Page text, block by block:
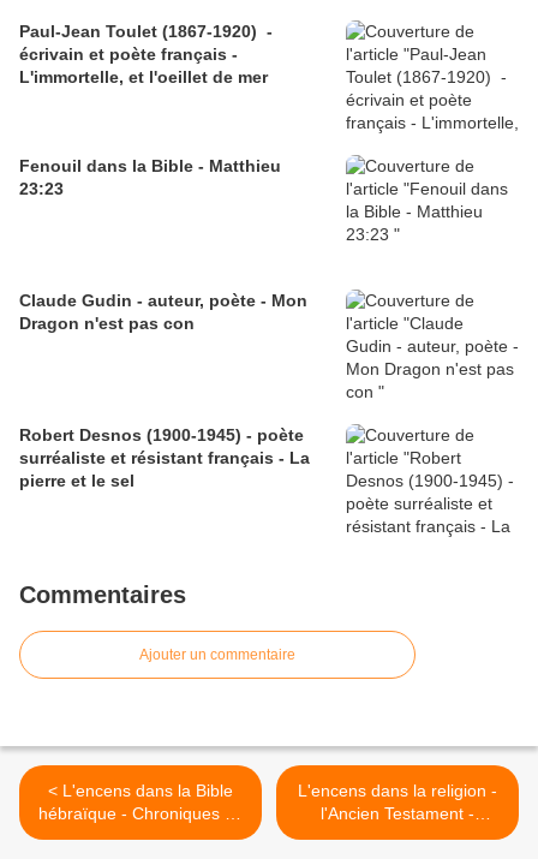
Paul-Jean Toulet (1867-1920) -
écrivain et poète français -
L'immortelle, et l'oeillet de mer
Fenouil dans la Bible - Matthieu
23:23
Claude Gudin - auteur, poète - Mon
Dragon n'est pas con
Robert Desnos (1900-1945) - poète
surréaliste et résistant français - La
pierre et le sel
Commentaires
Ajouter un commentaire
< L'encens dans la Bible
hébraïque - Chroniques 6 :
49 ; Chroniques 9 : 29
L'encens dans la religion -
l'Ancien Testament -
Ezéchiel 8 >